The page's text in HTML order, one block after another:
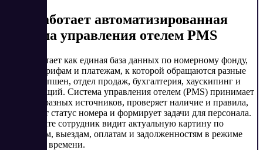
Как работает автоматизированная
система управления отелем PMS
PMS работает как единая база данных по номерному фонду,
гостям, тарифам и платежам, к которой обращаются разные
роли: ресепшен, отдел продаж, бухгалтерия, хаускипинг и
управляющий. Система управления отелем (PMS) принимает
брони из разных источников, проверяет наличие и правила,
фиксирует статус номера и формирует задачи для персонала.
В результате сотрудник видит актуальную картину по
заселениям, выездам, оплатам и задолженностям в режиме
реального времени.